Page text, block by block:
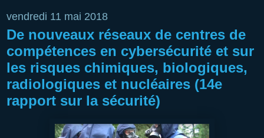
vendredi 11 mai 2018
De nouveaux réseaux de centres de
compétences en cybersécurité et sur
les risques chimiques, biologiques,
radiologiques et nucléaires (14e
rapport sur la sécurité)